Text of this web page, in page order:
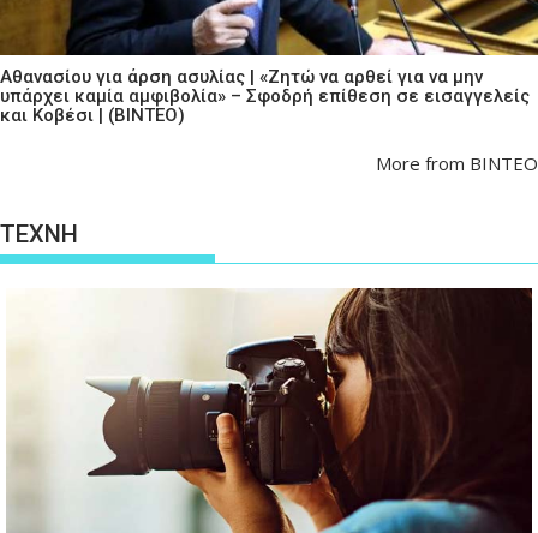
Αθανασίου για άρση ασυλίας | «Ζητώ να αρθεί για να μην
υπάρχει καμία αμφιβολία» – Σφοδρή επίθεση σε εισαγγελείς
και Κοβέσι | (ΒΙΝΤΕΟ)
More from ΒΙΝΤΕΟ
ΤΕΧΝΗ